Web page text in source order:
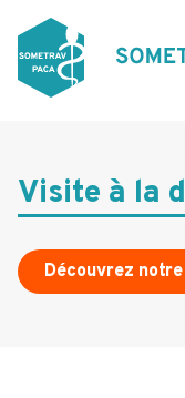
au
contenu
principal
Visite à la
Découvrez